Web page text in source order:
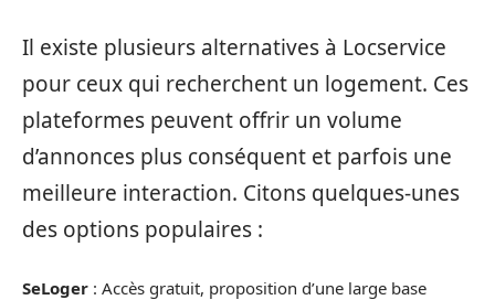
Il existe plusieurs alternatives à Locservice
pour ceux qui recherchent un logement. Ces
plateformes peuvent offrir un volume
d’annonces plus conséquent et parfois une
meilleure interaction. Citons quelques-unes
des options populaires :
SeLoger : Accès gratuit, proposition d’une large base